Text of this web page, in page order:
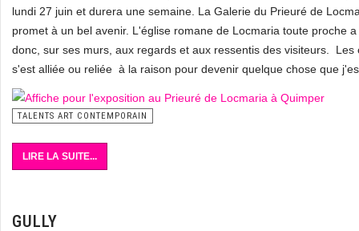
lundi 27 juin et durera une semaine. La Galerie du Prieuré de
promet à un bel avenir. L'église romane de Locmaria toute proche
donc, sur ses murs, aux regards et aux ressentis des visiteurs.
s'est alliée ou reliée à la raison pour devenir quelque chose que
TALENTS ART CONTEMPORAIN
LIRE LA SUITE...
GULLY